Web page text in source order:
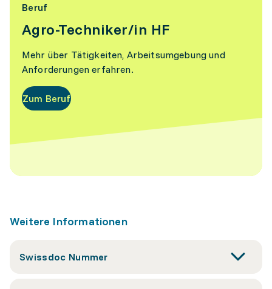
Beruf
Agro-Techniker/in HF
Mehr über Tätigkeiten, Arbeitsumgebung und
Anforderungen erfahren.
Zum Beruf
Weitere Informationen
Swissdoc Nummer